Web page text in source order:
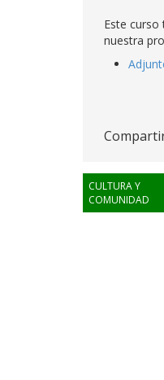
Este
nuestra
CULTURA Y
COMUNIDAD